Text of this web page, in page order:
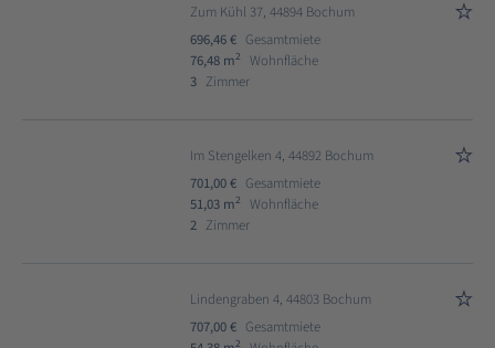
Zum Kühl 37, 44894 Bochum
696,46 € Gesamtmiete
76,48 m2
Wohnfläche
3 Zimmer
Im Stengelken 4, 44892 Bochum
701,00 € Gesamtmiete
51,03 m2
Wohnfläche
2 Zimmer
Lindengraben 4, 44803 Bochum
707,00 € Gesamtmiete
2